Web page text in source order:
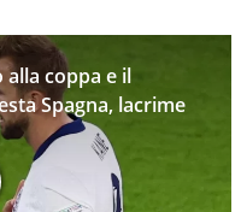
coppa e il
Spagna, lacrime